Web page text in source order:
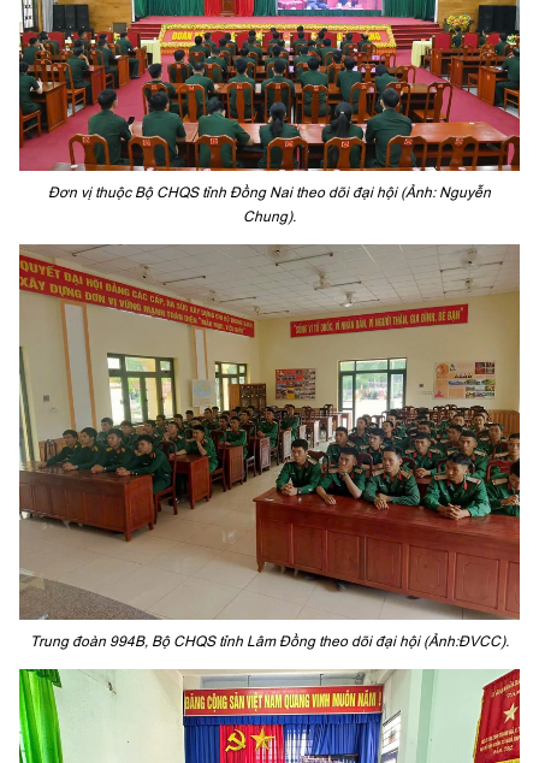
Đơn vị thuộc Bộ CHQS tỉnh Đồng Nai theo dõi đại hội (Ảnh: Nguyễn
Chung).
Trung đoàn 994B, Bộ CHQS tỉnh Lâm Đồng theo dõi đại hội (Ảnh:ĐVCC).